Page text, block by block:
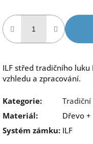
ILF střed tradičního
vzhledu a zpracování.
Kategorie:
Materiál:
Dřevo
Systém zámku: ILF